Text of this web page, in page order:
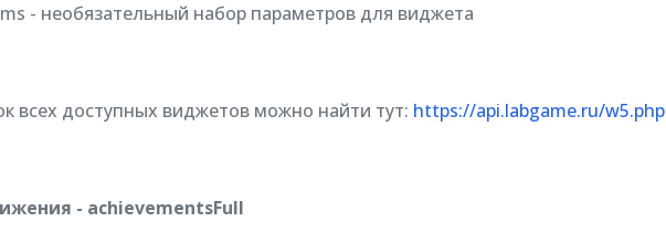
- необязательный набор параметров для виджета
всех доступных виджетов можно найти тут: https://api.labgame.ru/w5.php
- achievementsFull